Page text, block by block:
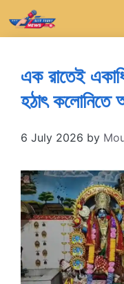
এক রাতেই
হঠাৎ কলোনিতে
6 July 2026 by